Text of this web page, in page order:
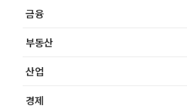
금융
부동산
산업
경제